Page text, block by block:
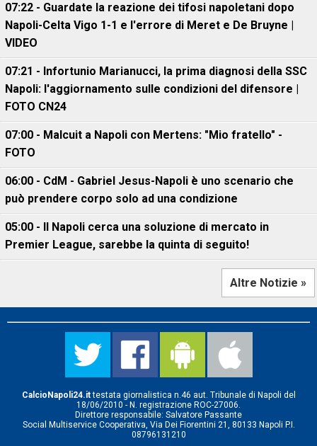
07:22 - Guardate la reazione dei tifosi napoletani dopo
Napoli-Celta Vigo 1-1 e l'errore di Meret e De Bruyne |
VIDEO
07:21 - Infortunio Marianucci, la prima diagnosi della SSC
Napoli: l'aggiornamento sulle condizioni del difensore |
FOTO CN24
07:00 - Malcuit a Napoli con Mertens: "Mio fratello" -
FOTO
06:00 - CdM - Gabriel Jesus-Napoli è uno scenario che
può prendere corpo solo ad una condizione
05:00 - Il Napoli cerca una soluzione di mercato in
Premier League, sarebbe la quinta di seguito!
Altre Notizie »
CalcioNapoli24.ittestata giornalistica n.46 aut. Tribunale di Napoli del
18/06/2010 - N. registrazione ROC-27006.
Direttore responsabile: Salvatore Passante
Social Multiservice Cooperativa, Via Dei Fiorentini 21, 80133 Napoli P.I.
08796131210